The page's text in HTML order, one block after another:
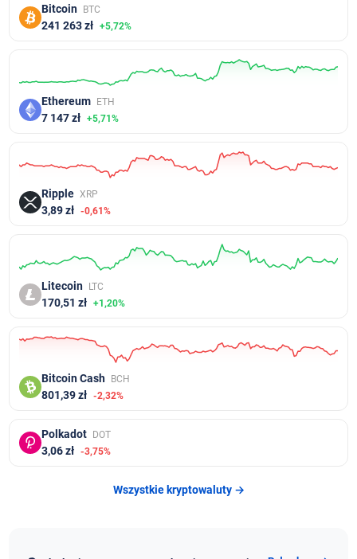
Bitcoin BTC
241 263 zł +5,72%
Ethereum ETH
7 147 zł +5,71%
Ripple XRP
3,89 zł -0,61%
Litecoin LTC
170,51 zł +1,20%
Bitcoin Cash BCH
801,39 zł -2,32%
Polkadot DOT
3,06 zł -3,75%
Wszystkie kryptowaluty →